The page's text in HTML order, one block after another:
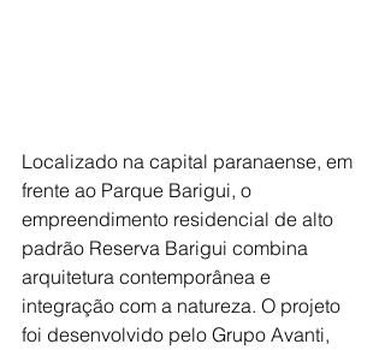
Localizado na capital paranaense, em
frente ao Parque Barigui, o
empreendimento residencial de alto
padrão Reserva Barigui combina
arquitetura contemporânea e
integração com a natureza. O projeto
foi desenvolvido pelo Grupo Avanti,